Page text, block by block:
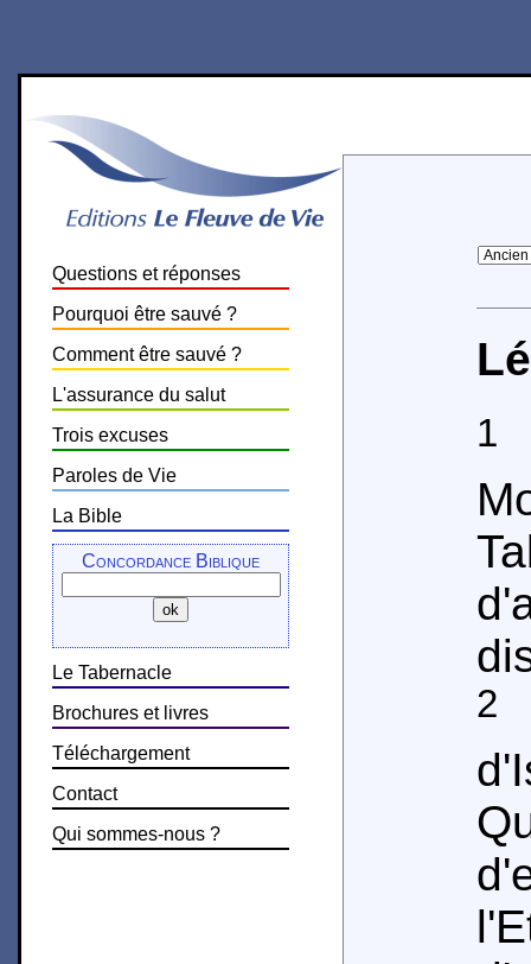
Questions et réponses
Pourquoi être sauvé ?
Comment être sauvé ?
L'assurance du salut
Trois excuses
Paroles de Vie
La Bible
Concordance Biblique
Le Tabernacle
Brochures et livres
Téléchargement
Contact
Qui sommes-nous ?
1
2